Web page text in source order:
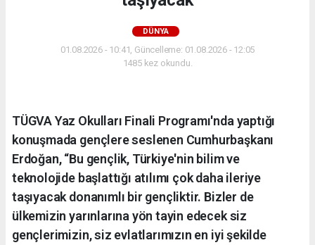
DÜNYA
01.08.2026 - 10:41, Güncelleme: 01.08.2026 - 12:05
1485 kez okundu.
TÜGVA Yaz Okulları Finali Programı'nda yaptığı
konuşmada gençlere seslenen Cumhurbaşkanı
Erdoğan, “Bu gençlik, Türkiye'nin bilim ve
teknolojide başlattığı atılımı çok daha ileriye
taşıyacak donanımlı bir gençliktir. Bizler de
ülkemizin yarınlarına yön tayin edecek siz
gençlerimizin, siz evlatlarımızın en iyi şekilde